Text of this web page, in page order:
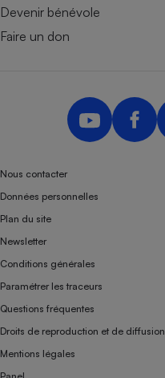
Devenir bénévole
Faire un don
Nous contacter
Données personnelles
Plan du site
Newsletter
Conditions générales
Paramétrer les traceurs
Questions fréquentes
Droits de reproduction et de diffusion
Mentions légales